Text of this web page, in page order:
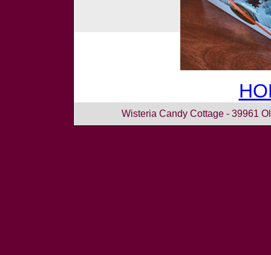
Wisteria Candy Cottage - 39961